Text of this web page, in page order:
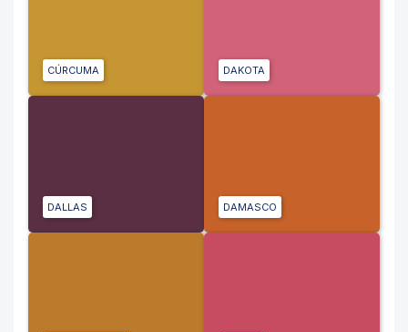
CÚRCUMA DAKOTA
DALLAS DAMASCO